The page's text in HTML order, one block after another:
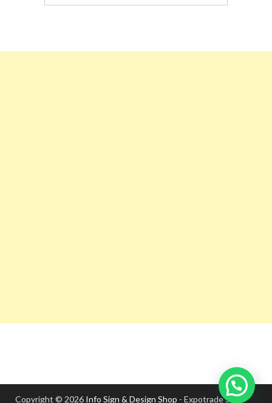
Copyright © 2026 Info Sign & Design Shop - Expotrade S.A.